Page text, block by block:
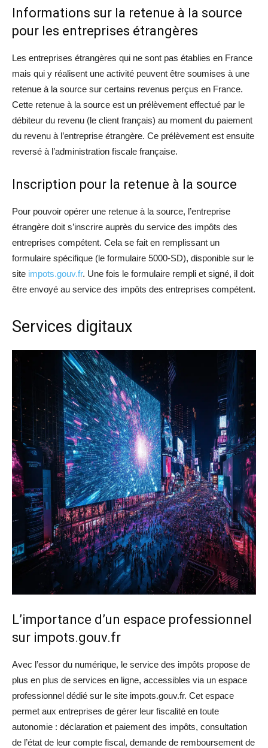
Informations sur la retenue à la source
pour les entreprises étrangères
Les entreprises étrangères qui ne sont pas établies en France
mais qui y réalisent une activité peuvent être soumises à une
retenue à la source sur certains revenus perçus en France.
Cette retenue à la source est un prélèvement effectué par le
débiteur du revenu (le client français) au moment du paiement
du revenu à l’entreprise étrangère. Ce prélèvement est ensuite
reversé à l’administration fiscale française.
Inscription pour la retenue à la source
Pour pouvoir opérer une retenue à la source, l’entreprise
étrangère doit s’inscrire auprès du service des impôts des
entreprises compétent. Cela se fait en remplissant un
formulaire spécifique (le formulaire 5000-SD), disponible sur le
site impots.gouv.fr. Une fois le formulaire rempli et signé, il doit
être envoyé au service des impôts des entreprises compétent.
Services digitaux
L’importance d’un espace professionnel
sur impots.gouv.fr
Avec l’essor du numérique, le service des impôts propose de
plus en plus de services en ligne, accessibles via un espace
professionnel dédié sur le site impots.gouv.fr. Cet espace
permet aux entreprises de gérer leur fiscalité en toute
autonomie : déclaration et paiement des impôts, consultation
de l’état de leur compte fiscal, demande de remboursement de